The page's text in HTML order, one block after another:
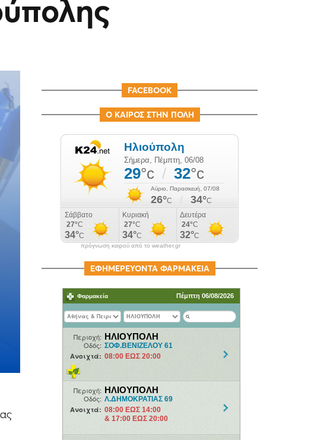
FACEBOOK
Ο ΚΑΙΡΟΣ ΣΤΗΝ ΠΟΛΗ
πρόγνωση καιρού από το weather.gr
ΕΦΗΜΕΡΕΥΟΝΤΑ ΦΑΡΜΑΚΕΙΑ